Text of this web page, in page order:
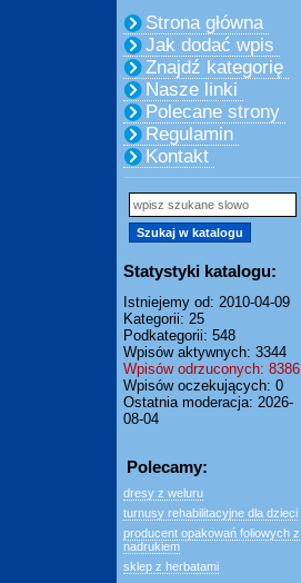
Strona główna
Jak dodać wpis
Znajdź kategorię
Nasze linki
Polecane strony
Regulamin
Kontakt
Statystyki katalogu:
Istniejemy od: 2010-04-09
Kategorii: 25
Podkategorii: 548
Wpisów aktywnych: 3344
Wpisów odrzuconych: 8386
Wpisów oczekujących: 0
Ostatnia moderacja: 2026-
08-04
Polecamy:
dresy z weluru
turnusy rehabilitacyjne dla dzieci
producent opakowań foliowych z
nadrukiem
sklep z herbatami